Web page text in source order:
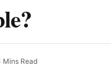
Mins Read